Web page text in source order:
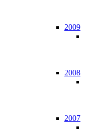
2009
2008
2007